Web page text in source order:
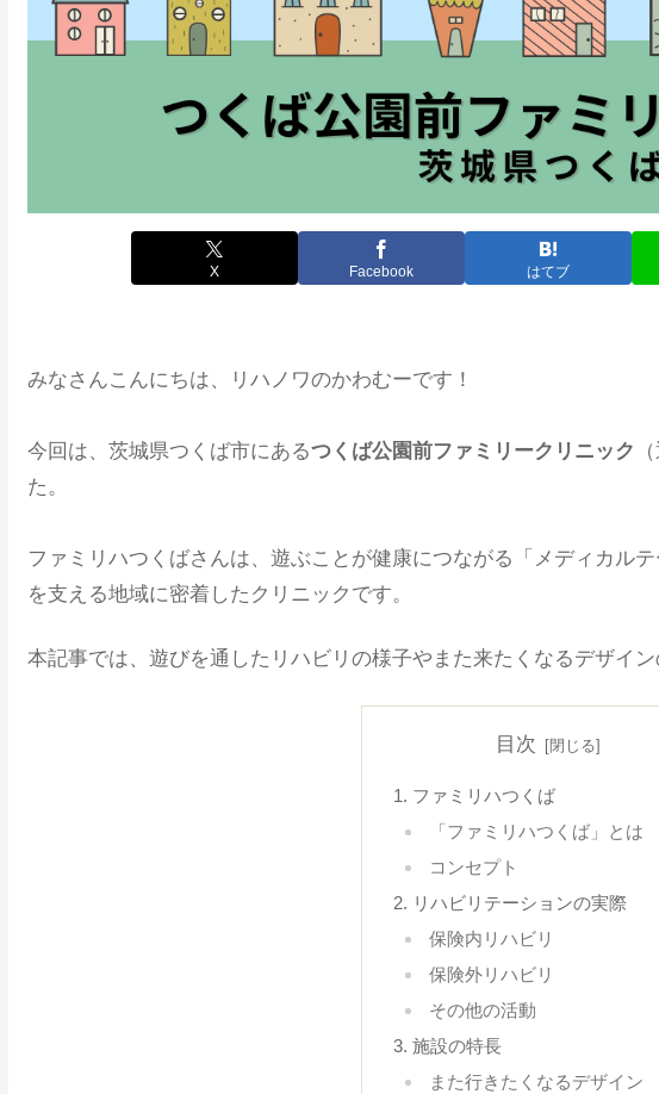
X Facebook はてブ
みなさんこんにちは、リハノワのかわむーです！
今回は、茨城県つくば市にあるつくば公園前ファミリークリニック
た。
ファミリハつくばさんは、遊ぶことが健康につながる「メディカル
を支える地域に密着したクリニックです。
本記事では、遊びを通したリハビリの様子やまた来たくなるデザイ
目次
ファミリハつくば
「ファミリハつくば」とは
コンセプト
リハビリテーションの実際
保険内リハビリ
保険外リハビリ
その他の活動
施設の特長
また行きたくなるデザイン